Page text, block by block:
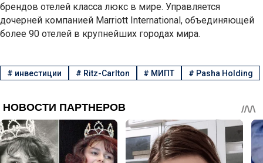
брендов отелей класса люкс в мире. Управляется
дочерней компанией Marriott International, объединяющей
более 90 отелей в крупнейших городах мира.
# инвестиции # Ritz-Carlton # МИПТ # Pasha Holding